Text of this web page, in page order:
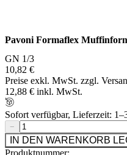
Pavoni Formaflex
GN 1/3
10,82 €
Preise exkl. MwSt. zzgl.
12,88 € inkl. MwSt.
Sofort verfügbar, Lieferzeit:
−
IN DEN WARENKORB